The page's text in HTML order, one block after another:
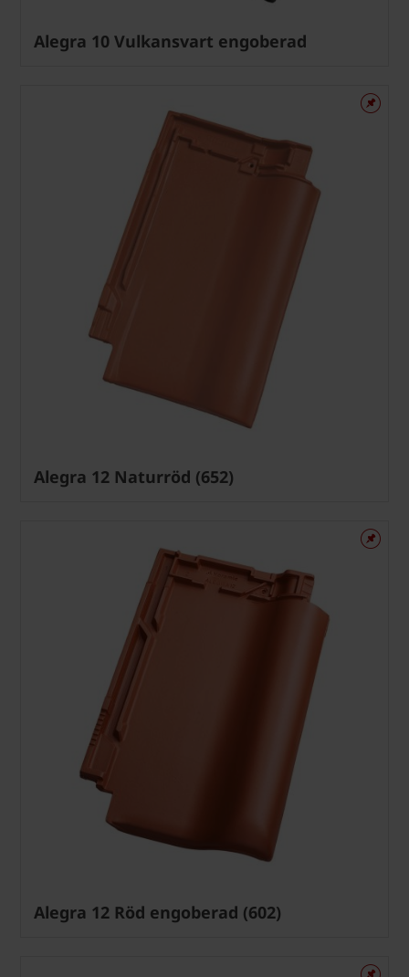
Alegra 10 Vulkansvart engoberad
Alegra 12 Naturröd (652)
Alegra 12 Röd engoberad (602)